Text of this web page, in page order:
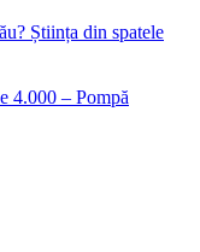
Știința din spatele
4.000 – Pompă